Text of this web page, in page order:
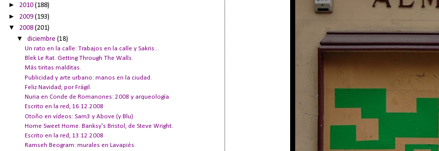
► 2010 (188)
► 2009 (193)
▼ 2008 (201)
▼diciembre(18)
Un rato en la calle: Trabajos en la calle y Sakris...
Blek Le Rat. Getting Through The Walls.
Más tiritas malditas.
Publicidad y arte urbano: manos en la ciudad.
Feliz Navidad, por Frágil.
Nuria en Conde de Romanones: 2008 y arqueología.
Escrito en la red, 16.12.2008
Otoño en vídeos: Sam3 y Above (y Blu)
Home Sweet Home. Banksy's Bristol, de Steve Wright.
Escrito en la red, 13.12.2008
Ramseh Beogram: murales en Lavapiés.